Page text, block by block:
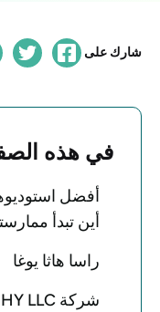
شارك على
في هذه
أفضل
أين تبدأ
راسا هاثا يوغا
شركة MHY LLC للصحة المؤسسية